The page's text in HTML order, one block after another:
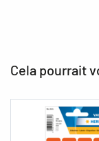
Cela pourrait